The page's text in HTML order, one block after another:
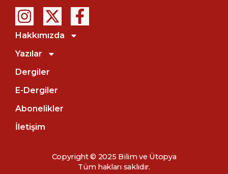
Hakkımızda
Yazılar
Dergiler
E-Dergiler
Abonelikler
İletişim
Copyright © 2025 Bilim ve Ütopya
Tüm hakları saklıdır.